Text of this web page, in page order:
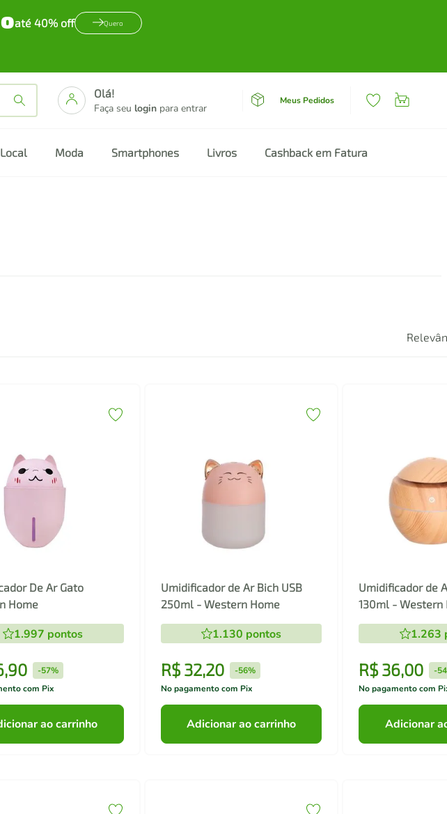
até 40% off Quero
Olá!
Faça seu login para entrar
Meus Pedidos
Moda Smartphones Livros Cashback em Fatura
De Ar Gato
Home
1.997 pontos
,90 -57%
com Pix
ao carrinho
Umidificador de Ar Bich USB
250ml - Western Home
1.130 pontos
R$ 32,20 -56%
No pagamento com Pix
Adicionar ao carrinho
Umidificador de
130ml - Western
1.263
R$36,00 -
No pagamento com
Adicionar